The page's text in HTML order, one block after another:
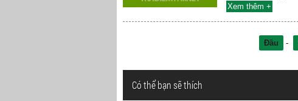
Xem thêm +
Đầu -
Có thể bạn sẽ thích